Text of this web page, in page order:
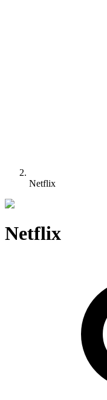
Netflix
Netflix